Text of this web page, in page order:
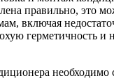
правильно, это
включая
герметичность и
необходимо